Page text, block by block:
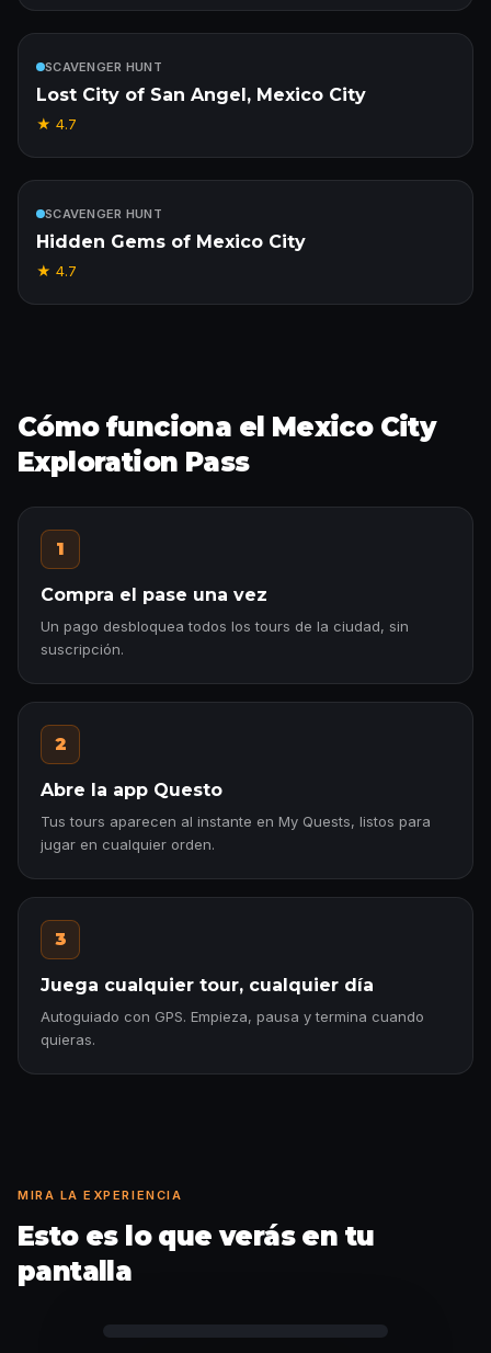
SCAVENGER HUNT
Lost City of San Angel, Mexico City
★ 4.7
SCAVENGER HUNT
Hidden Gems of Mexico City
★ 4.7
Cómo funciona el Mexico City
Exploration Pass
1
Compra el pase una vez
Un pago desbloquea todos los tours de la ciudad, sin
suscripción.
2
Abre la app Questo
Tus tours aparecen al instante en My Quests, listos para
jugar en cualquier orden.
3
Juega cualquier tour, cualquier día
Autoguiado con GPS. Empieza, pausa y termina cuando
quieras.
MIRA LA EXPERIENCIA
Esto es lo que verás en tu
pantalla